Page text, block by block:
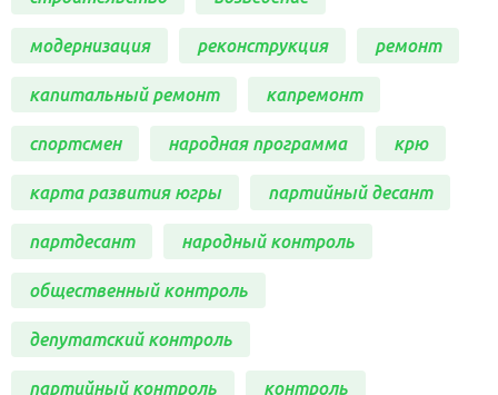
модернизация реконструкция ремонт
капитальный ремонт капремонт
спортсмен народная программа крю
карта развития югры партийный десант
партдесант народный контроль
общественный контроль
депутатский контроль
партийный контроль контроль